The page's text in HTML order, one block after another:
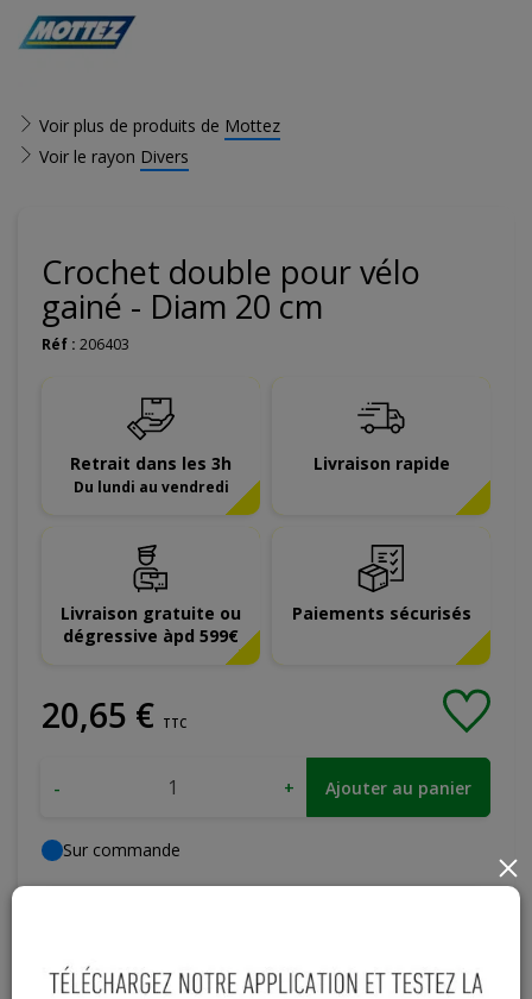
Voir plus de produits de Mottez
Voir le rayon Divers
Crochet double pour vélo
gainé - Diam 20 cm
Réf : 206403
Retrait dans les 3h
Du lundi au vendredi
Livraison rapide
Livraison gratuite ou
dégressive àpd 599€
Paiements sécurisés
20,65 € TTC
- + Ajouter au panier
Sur commande
Gosselies Hors stock
×